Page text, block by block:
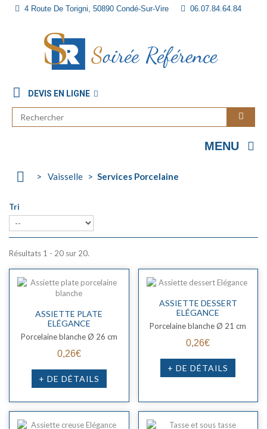
4 Route De Torigni, 50890 Condé-Sur-Vire
06.07.84.64.84
DEVIS EN LIGNE
MENU
> Vaisselle > Services Porcelaine
Tri
Résultats 1 - 20 sur 20.
ASSIETTE PLATE
ELÉGANCE
Porcelaine blanche Ø 26 cm
0,26€
+ DE DÉTAILS
ASSIETTE DESSERT
ELÉGANCE
Porcelaine blanche Ø 21 cm
0,26€
+ DE DÉTAILS